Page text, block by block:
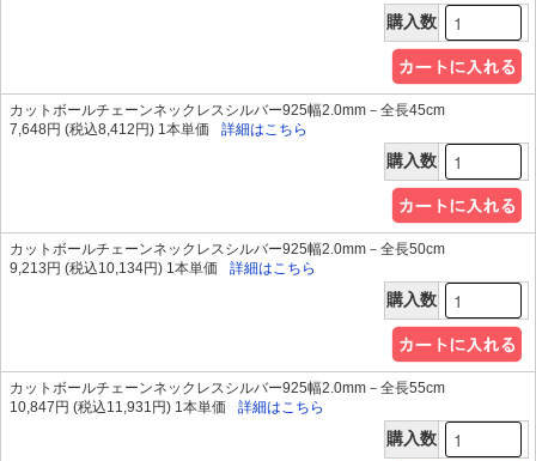
購入数
カットボールチェーンネックレスシルバー925幅2.0mm－全長45cm
7,648円 (税込8,412円) 1本単価
詳細はこちら
購入数
カットボールチェーンネックレスシルバー925幅2.0mm－全長50cm
9,213円 (税込10,134円) 1本単価
詳細はこちら
購入数
カットボールチェーンネックレスシルバー925幅2.0mm－全長55cm
10,847円 (税込11,931円) 1本単価
詳細はこちら
購入数